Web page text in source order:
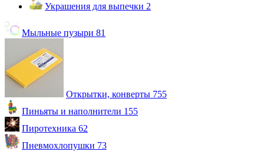
Украшения для выпечки 2
Мыльные пузыри 81
Открытки, конверты 755
Пиньяты и наполнители 155
Пиротехника 62
Пневмохлопушки 73